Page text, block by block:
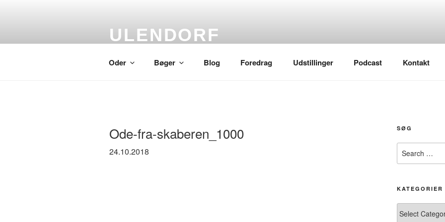
ULENDORF
Oder Bøger Blog Foredrag Udstillinger Podcast Kontakt
Ode-fra-skaberen_1000
24.10.2018
SØG
for:
KATEGORIER